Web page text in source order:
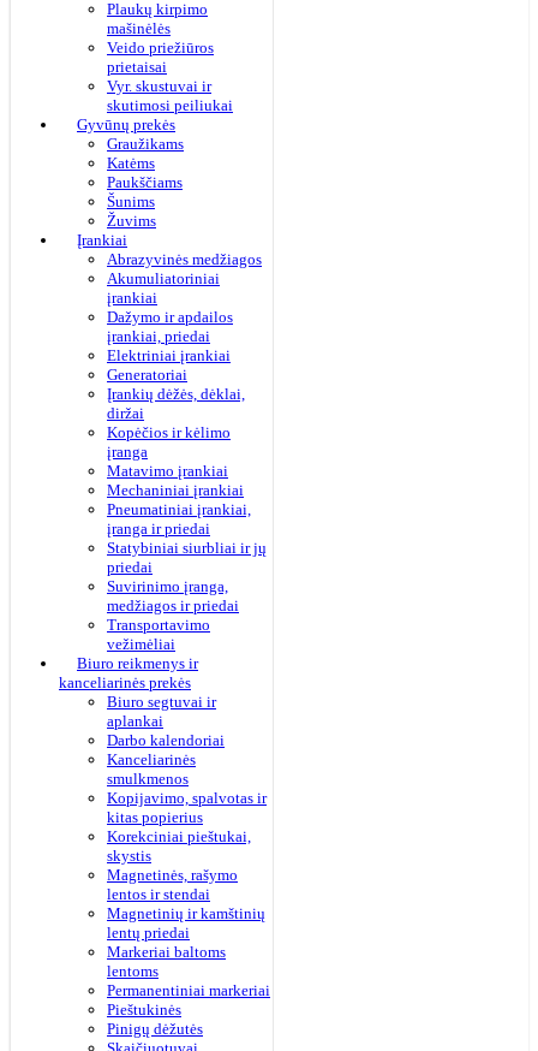
Plaukų kirpimo
mašinėlės
Veido priežiūros
prietaisai
Vyr. skustuvai ir
skutimosi peiliukai
Gyvūnų prekės
Graužikams
Katėms
Paukščiams
Šunims
Žuvims
Įrankiai
Abrazyvinės medžiagos
Akumuliatoriniai
įrankiai
Dažymo ir apdailos
įrankiai, priedai
Elektriniai įrankiai
Generatoriai
Įrankių dėžės, dėklai,
diržai
Kopėčios ir kėlimo
įranga
Matavimo įrankiai
Mechaniniai įrankiai
Pneumatiniai įrankiai,
įranga ir priedai
Statybiniai siurbliai ir jų
priedai
Suvirinimo įranga,
medžiagos ir priedai
Transportavimo
vežimėliai
Biuro reikmenys ir
kanceliarinės prekės
Biuro segtuvai ir
aplankai
Darbo kalendoriai
Kanceliarinės
smulkmenos
Kopijavimo, spalvotas ir
kitas popierius
Korekciniai pieštukai,
skystis
Magnetinės, rašymo
lentos ir stendai
Magnetinių ir kamštinių
lentų priedai
Markeriai baltoms
lentoms
Permanentiniai markeriai
Pieštukinės
Pinigų dėžutės